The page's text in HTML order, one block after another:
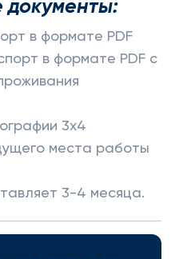
документы:
в формате PDF
в формате PDF с
3x4
места работы
3-4 месяца.